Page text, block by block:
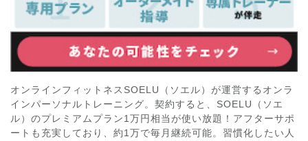
オンラインフィットネスSOELU（ソエル）が運営するオンラ
インパーソナルトレーニング。契約すると、SOELU（ソエ
ル）のプレミアムプラン1万円相当が使い放題！アフターサポ
ートも充実しており、約1万で毎月継続可能。習慣化したい人